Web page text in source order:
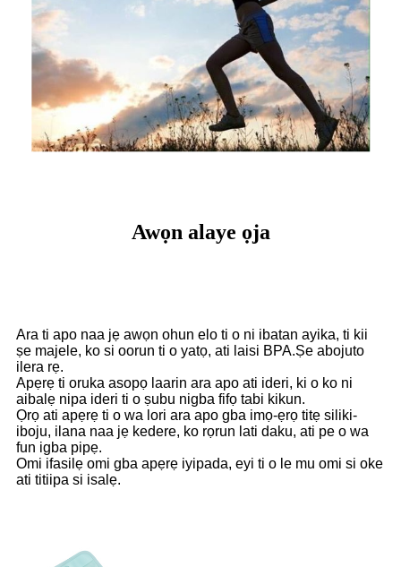
Awọn alaye ọja
Ara ti apo naa jẹ awọn ohun elo ti o ni ibatan ayika, ti kii
ṣe majele, ko si oorun ti o yatọ, ati laisi BPA.Ṣe abojuto
ilera rẹ.
Apẹrẹ ti oruka asopọ laarin ara apo ati ideri, ki o ko ni
aibalẹ nipa ideri ti o ṣubu nigba fifọ tabi kikun.
Ọrọ ati apẹrẹ ti o wa lori ara apo gba imọ-ẹrọ titẹ siliki-
iboju, ilana naa jẹ kedere, ko rọrun lati daku, ati pe o wa
fun igba pipẹ.
Omi ifasilẹ omi gba apẹrẹ iyipada, eyi ti o le mu omi si oke
ati titiipa si isalẹ.